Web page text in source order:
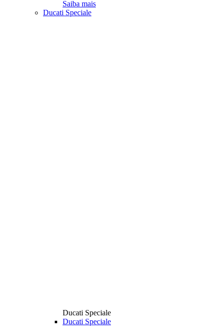
Saiba mais
Ducati Speciale
Ducati Speciale
Ducati Speciale